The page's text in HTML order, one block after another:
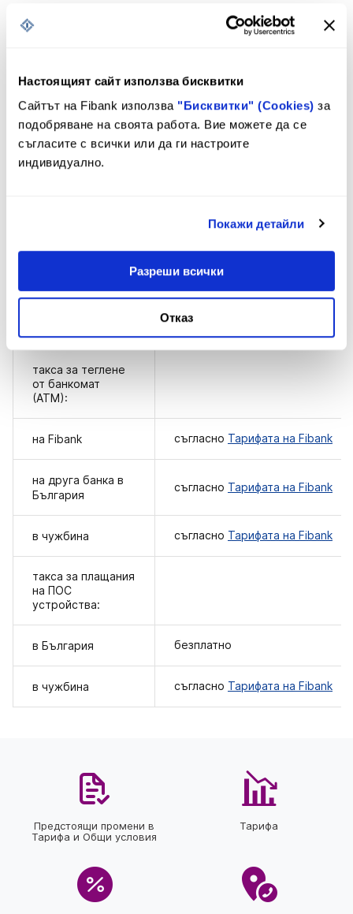
Настоящият сайт използва бисквитки
Сайтът на Fibank използва "Бисквитки" (Cookies) за
подобряване на своята работа. Вие можете да се
съгласите с всички или да ги настроите
индивидуално.
Покажи детайли
Разреши всички
Отказ
получите SMS за част от трансакциите, тъй като е
възможно те да се извършат без свързване с
Условията, които Ви предлагаме:
валута на
сметката
евро, щатски долари,
британски лири
минимален
не се изисква
такса за теглене
от банкомат
(АТМ):
на Fibank съгласно Тарифата на Fibank
на друга банка в
България
съгласно Тарифата на Fibank
в чужбина съгласно Тарифата на Fibank
такса за плащания
на ПОС
устройства:
в България безплатно
в чужбина съгласно Тарифата на Fibank
Предстоящи промени в
Тарифа и Общи условия
Тарифа